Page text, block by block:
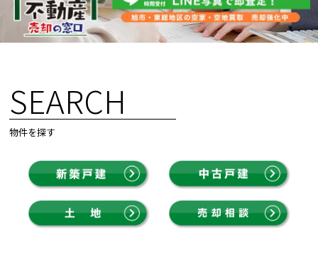
SEARCH
物件を探す